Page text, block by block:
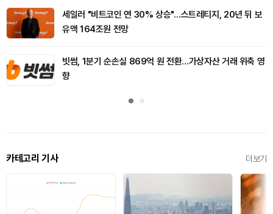
세일러 "비트코인 연 30% 상승"…스트레티지, 20년 뒤 보
유액 164조원 전망
빗썸, 1분기 순손실 869억 원 전환…가상자산 거래 위축 영
향
카테고리 기사 더보기